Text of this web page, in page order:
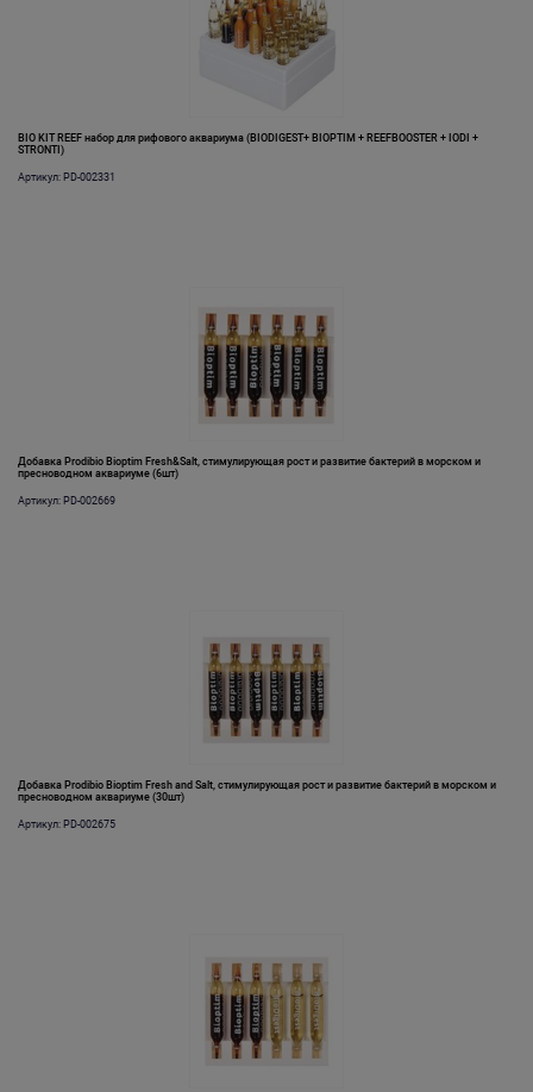
BIO KIT REEF набор для рифового аквариума (BIODIGEST+ BIOPTIM + REEFBOOSTER + IODI +
STRONTI)
Артикул: PD-002331
Добавка Prodibio Bioptim Fresh&Salt, стимулирующая рост и развитие бактерий в морском и
пресноводном аквариуме (6шт)
Артикул: PD-002669
Добавка Prodibio Bioptim Fresh and Salt, стимулирующая рост и развитие бактерий в морском и
пресноводном аквариуме (30шт)
Артикул: PD-002675